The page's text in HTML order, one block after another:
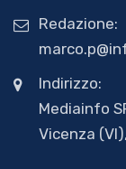
Redazione:
Indirizzo:
Mediainfo
Vicenza